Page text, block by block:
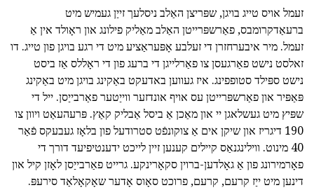
זעמל אויס טייג בויגן, שפּריצן האַלב ניסלעך זייַן געמיש מיט
ברעאַדקרומבס, פאַרשפּרייטן האַלב מאַליק פילונג און ראָולד אין אַ
זעמל. מיר איבערחזרן די זעלבע אָפּעראַציע מיט די רגע בויגן פון טייג. דו
זאלסט נישט פאַרגעסן צו פאַרלייגן די ברעג פון די ראָללס אַז ביסט
נישט ספּילד סטופפינג. איז געווען באדעקט באַקינג בויגן מיט באַקינג
פּאַפּיר און פאַרשפּרייטן עס אויף אונדזער ווייַטער פאַרבייַסן. ייל די
שפּיץ מיט געשלאגן יי און מאַכן אַ ביסל אַבליק קאַץ. פּרעהעאַט ויוון צו
190 דיגריז און שיקן אים אַ צוקונפֿט סטרודעל פון בלאָז געבעקס פֿאַר
40 מינוט. ווילינגנאַס קיילים קענען זיין לייכט ידענטיפיעד דורך די
פאָרמירונג פון אַ גאָלדען-ברוין סקאָרינקע. גרייט פאַרבייַסן לאָזן קיל און
דינען מיט ייַז קרעם, קרעם, פרוכט סאָוס אָדער שאָקאָלאַד סירעפּ.